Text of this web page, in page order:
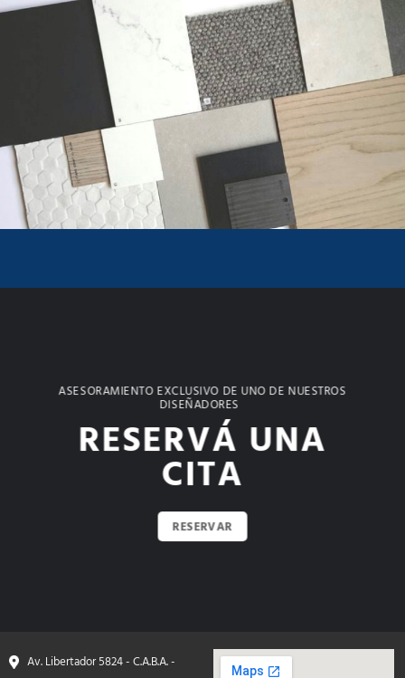
ASESORAMIENTO EXCLUSIVO DE UNO DE NUESTROS
DISEÑADORES
RESERVÁ UNA
CITA
RESERVAR
Av. Libertador 5824 - C.A.B.A. -